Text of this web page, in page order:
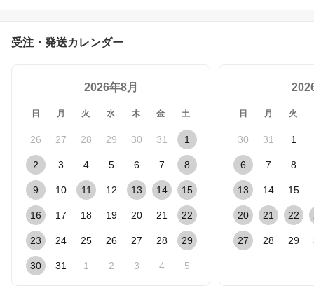
受注・発送カレンダー
2026年8月
日 月 火 水 木 金 土
26 27 28 29 30 31 1
2 3 4 5 6 7 8
9 10 11 12 13 14 15
16 17 18 19 20 21 22
23 24 25 26 27 28 29
30 31 1 2 3 4 5
日 月 火
30 31 1
6 7 8
13 14 15
20 21 22
27 28 29